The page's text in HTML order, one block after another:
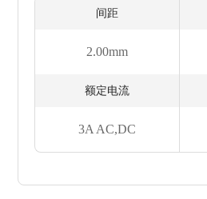
间距
2.00mm
额定电流
3A AC,DC